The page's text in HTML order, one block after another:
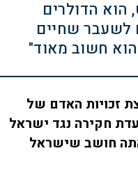
הוא הדולרים
לשעבר שחיים
חשוב מאוד"
זכויות האדם של
חקירה נגד ישראל
חושב שישראל